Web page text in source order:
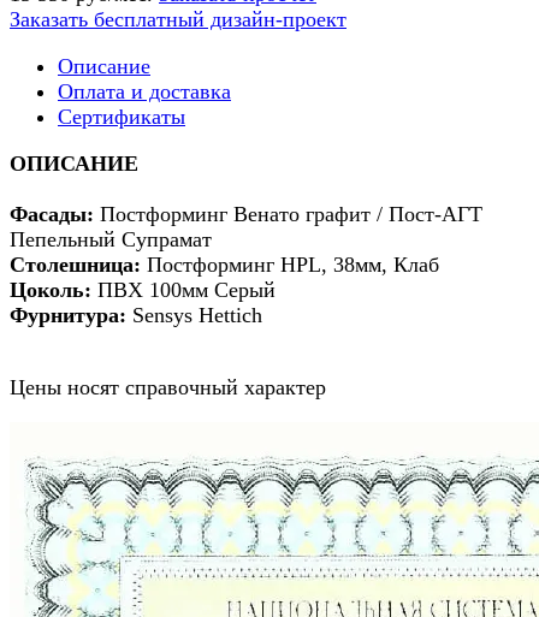
Заказать бесплатный дизайн-проект
Описание
Оплата и доставка
Сертификаты
ОПИСАНИЕ
Фасады: Постформинг Венато графит / Пост-АГТ
Пепельный Супрамат
Столешница: Постформинг HPL, 38мм, Клаб
Цоколь: ПВХ 100мм Серый
Фурнитура: Sensys Hettich
Цены носят справочный характер